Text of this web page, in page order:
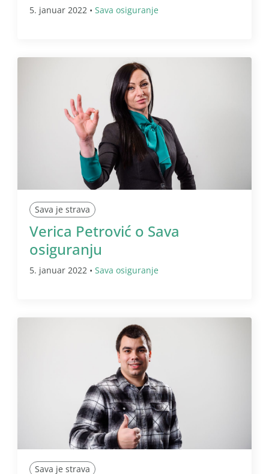
5. januar 2022 • Sava osiguranje
Sava je strava
Verica Petrović o Sava
osiguranju
5. januar 2022 • Sava osiguranje
Sava je strava